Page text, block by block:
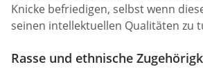
Knicke befriedigen, selbst wenn
seinen intellektuellen Qualitäten zu
Rasse und ethnische